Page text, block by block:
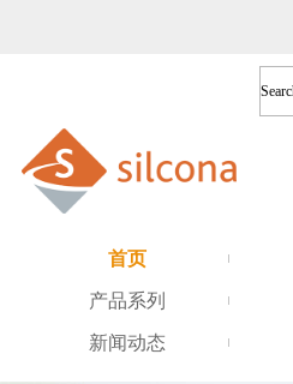
首页
产品系列
新闻动态